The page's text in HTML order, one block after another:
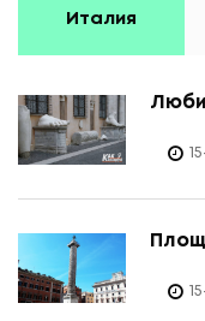
Италия